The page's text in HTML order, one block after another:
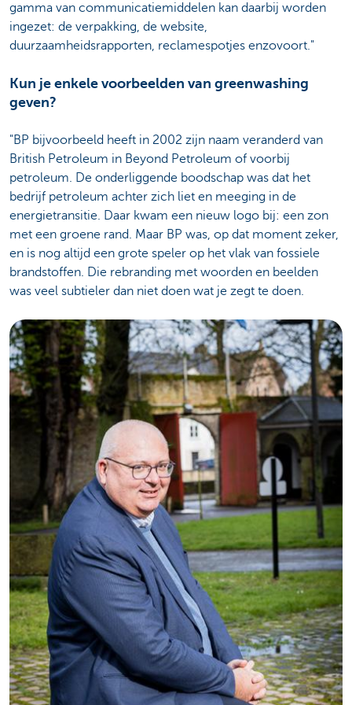
gamma van communicatiemiddelen kan daarbij worden
ingezet: de verpakking, de website,
duurzaamheidsrapporten, reclamespotjes enzovoort."
Kun je enkele voorbeelden van greenwashing
geven?
"BP bijvoorbeeld heeft in 2002 zijn naam veranderd van
British Petroleum in Beyond Petroleum of voorbij
petroleum. De onderliggende boodschap was dat het
bedrijf petroleum achter zich liet en meeging in de
energietransitie. Daar kwam een nieuw logo bij: een zon
met een groene rand. Maar BP was, op dat moment zeker,
en is nog altijd een grote speler op het vlak van fossiele
brandstoffen. Die rebranding met woorden en beelden
was veel subtieler dan niet doen wat je zegt te doen.